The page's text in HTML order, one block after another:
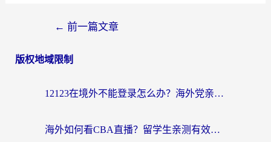
← 前一篇文章
版权地域限制
12123在境外不能登录怎么办？海外党亲测有效的回国加速方案
海外如何看CBA直播？留学生亲测有效的体育赛事观看指南